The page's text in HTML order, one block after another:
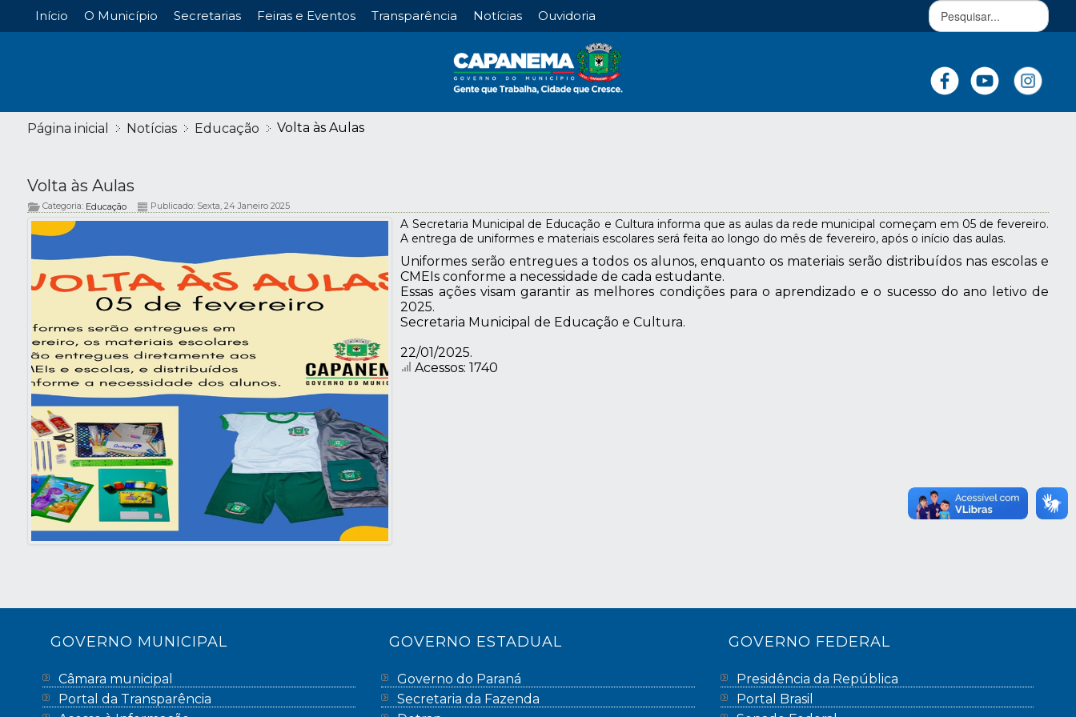
Início O Município Secretarias Feiras e Eventos Transparência Notícias Ouvidoria
Página inicial Notícias Educação Volta às Aulas
Volta às Aulas
Categoria: Educação Publicado: Sexta, 24 Janeiro 2025
A Secretaria Municipal de Educação e Cultura informa que as aulas da rede municipal começam em 05 de fevereiro.
A entrega de uniformes e materiais escolares será feita ao longo do mês de fevereiro, após o início das aulas.
Uniformes serão entregues a todos os alunos, enquanto os materiais serão distribuídos nas escolas e
CMEIs conforme a necessidade de cada estudante.
Essas ações visam garantir as melhores condições para o aprendizado e o sucesso do ano letivo de
2025.
Secretaria Municipal de Educação e Cultura.
22/01/2025.
Acessos: 1740
GOVERNO MUNICIPAL
Câmara municipal
Portal da Transparência
GOVERNO ESTADUAL
Governo do Paraná
Secretaria da Fazenda
GOVERNO FEDERAL
Presidência da República
Portal Brasil